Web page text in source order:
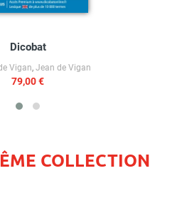
Dicobat
Vigan, Jean de Vigan
79,00 €
COLLECTION